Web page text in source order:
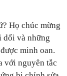
Họ chúc mừng
dối và những
minh oan.
với nguyên tắc